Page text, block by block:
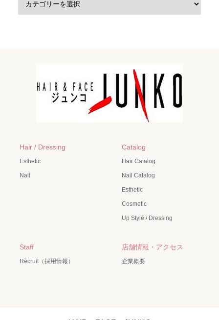
Hair / Dressing
Esthetic
Nail
Catalog
Hair Catalog
Nail Catalog
Esthetic
Cosmetic
Up Style / Dressing
Staff
Recruit（採用情報）
店舗情報・アクセス
企業概要